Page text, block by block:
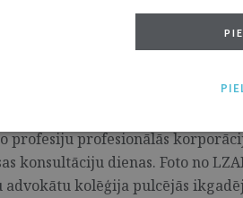
profesionālās
konsultāciju dienas. Foto no
kolēģija pulcējās